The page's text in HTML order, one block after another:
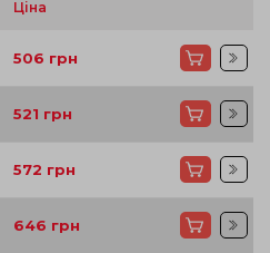
Ціна
506 грн
521 грн
572 грн
646 грн